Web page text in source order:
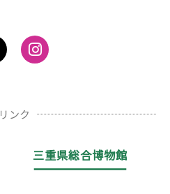
リンク
三重県総合博物館